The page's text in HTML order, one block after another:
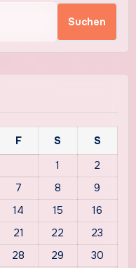
Suchen
F S
S
1
2
7 8
9
14 15
16
21 22
23
28 29
30